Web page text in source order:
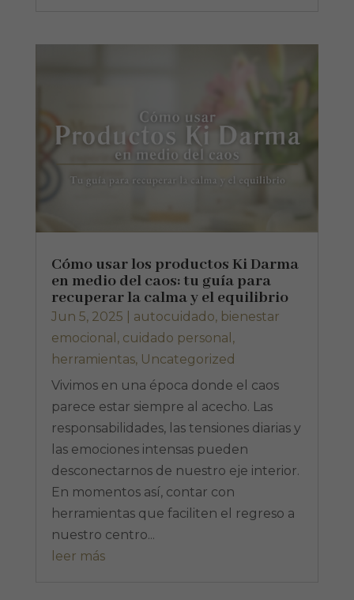
Cómo usar los productos Ki Darma
en medio del caos: tu guía para
recuperar la calma y el equilibrio
Jun 5, 2025 autocuidado, bienestar
emocional , cuidado personal ,
herramientas, Uncategorized
Vivimos en una época donde el caos
parece estar siempre al acecho. Las
responsabilidades, las tensiones diarias y
las emociones intensas pueden
desconectarnos de nuestro eje interior.
En momentos así, contar con
herramientas que faciliten el regreso a
nuestro centro...
leer más